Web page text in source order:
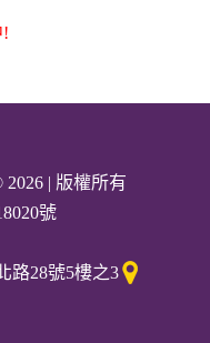
!
| 版權所有
號
路28號5樓之3